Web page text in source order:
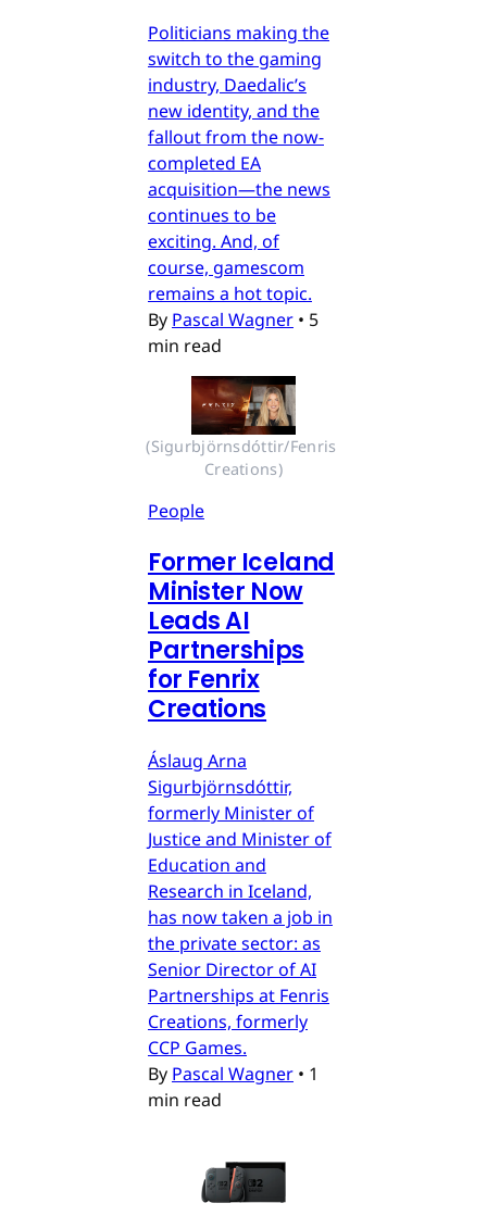
Politicians making the
switch to the gaming
industry, Daedalic’s
new identity, and the
fallout from the now-
completed EA
acquisition—the news
continues to be
exciting. And, of
course, gamescom
remains a hot topic.
By Pascal Wagner • 5
min read
(Sigurbjörnsdóttir/Fenris
Creations)
People
Former Iceland
Minister Now
Leads AI
Partnerships
for Fenrix
Creations
Áslaug Arna
Sigurbjörnsdóttir,
formerly Minister of
Justice and Minister of
Education and
Research in Iceland,
has now taken a job in
the private sector: as
Senior Director of AI
Partnerships at Fenris
Creations, formerly
CCP Games.
By Pascal Wagner • 1
min read